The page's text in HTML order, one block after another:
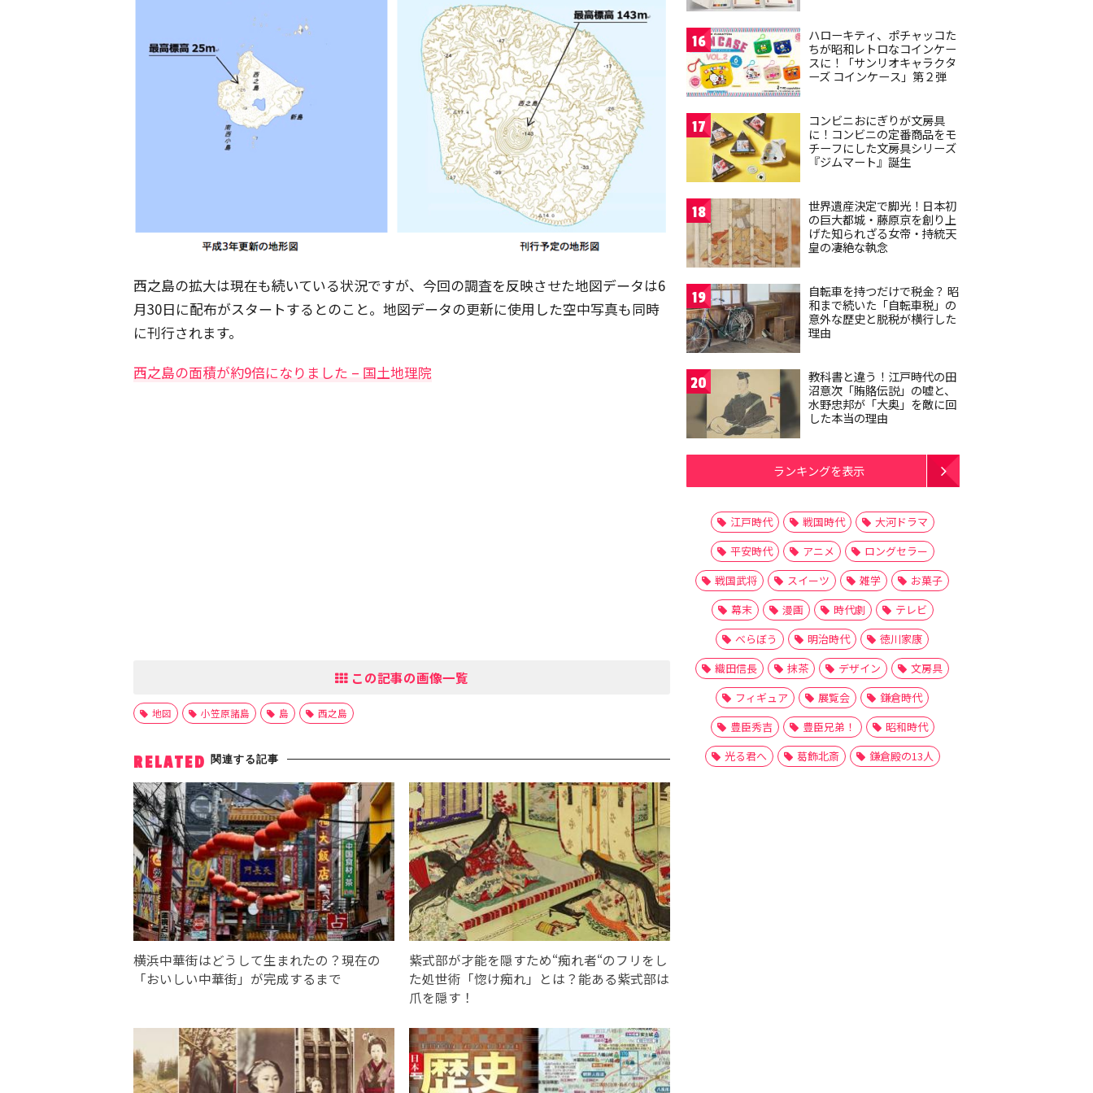
西之島の拡大は現在も続いている状況ですが、今回の調査を反映させた地図データは6
月30日に配布がスタートするとのこと。地図データの更新に使用した空中写真も同時
に刊行されます。
西之島の面積が約9倍になりました – 国土地理院
この記事の画像一覧
地図 小笠原諸島 島 西之島
RELATED 関連する記事
横浜中華街はどうして生まれたの？現在の
「おいしい中華街」が完成するまで
紫式部が才能を隠すため“痴れ者“のフリをし
た処世術「惚け痴れ」とは？能ある紫式部は
爪を隠す！
16
ハローキティ、ポチャッコた
ちが昭和レトロなコインケー
スに！「サンリオキャラクタ
ーズ コインケース」第２弾
17
コンビニおにぎりが文房具
に！コンビニの定番商品をモ
チーフにした文房具シリーズ
『ジムマート』誕生
18
世界遺産決定で脚光！日本初
の巨大都城・藤原京を創り上
げた知られざる女帝・持統天
皇の凄絶な執念
19
自転車を持つだけで税金？ 昭
和まで続いた「自転車税」の
意外な歴史と脱税が横行した
理由
20
教科書と違う！江戸時代の田
沼意次「賄賂伝説」の嘘と、
水野忠邦が「大奥」を敵に回
した本当の理由
ランキングを表示
江戸時代 戦国時代
大河ドラマ
平安時代
アニメ
ロングセラー
戦国武将
スイーツ 雑学
お菓子
幕末
漫画 時代劇
テレビ
べらぼう
明治時代
徳川家康
織田信長
抹茶 デザイン
文房具
フィギュア
展覧会
鎌倉時代
豊臣秀吉
豊臣兄弟！
昭和時代
光る君へ
葛飾北斎 鎌倉殿の13人